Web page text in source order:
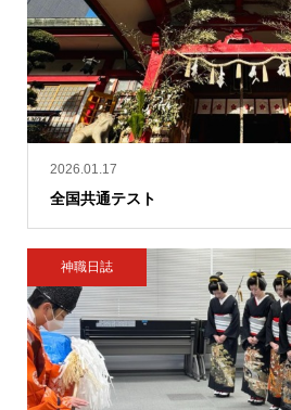
2026.01.17
全国共通テスト
神職日誌